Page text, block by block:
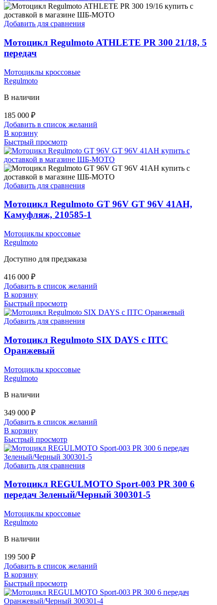
Добавить для сравнения
Мотоцикл Regulmoto ATHLETE PR 300 21/18, 5
передач
Мотоциклы кроссовые
Regulmoto
В наличии
185 000 ₽
Добавить в список желаний
В корзину
Быстрый просмотр
Добавить для сравнения
Мотоцикл Regulmoto GT 96V GT 96V 41AH,
Камуфляж, 210585-1
Мотоциклы кроссовые
Regulmoto
Доступно для предзаказа
416 000 ₽
Добавить в список желаний
В корзину
Быстрый просмотр
Добавить для сравнения
Мотоцикл Regulmoto SIX DAYS с ПТС
Оранжевый
Мотоциклы кроссовые
Regulmoto
В наличии
349 000 ₽
Добавить в список желаний
В корзину
Быстрый просмотр
Добавить для сравнения
Мотоцикл REGULMOTO Sport-003 PR 300 6
передач Зеленый/Черный 300301-5
Мотоциклы кроссовые
Regulmoto
В наличии
199 500 ₽
Добавить в список желаний
В корзину
Быстрый просмотр